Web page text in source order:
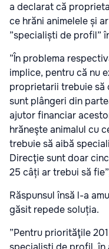
a declarat că
ce hrăni animelele și
”specialiști de profil”
”În problema
implice, pentru că nu
proprietarii trebuie să
sunt plângeri din
ajutor financiar
hrăneşte animalul cu
trebuie să aibă
Direcţie sunt doar
25 câți ar trebui să
Răspunsul însă l-a
găsit repede soluția.
”Pentru priorităţile